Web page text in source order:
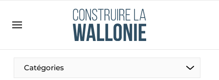
Emploi
Catégories